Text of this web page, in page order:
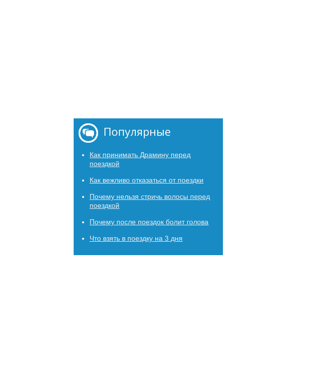
Популярные
Как принимать Драмину перед
поездкой
Как вежливо отказаться от поездки
Почему нельзя стричь волосы перед
поездкой
Почему после поездок болит голова
Что взять в поездку на 3 дня